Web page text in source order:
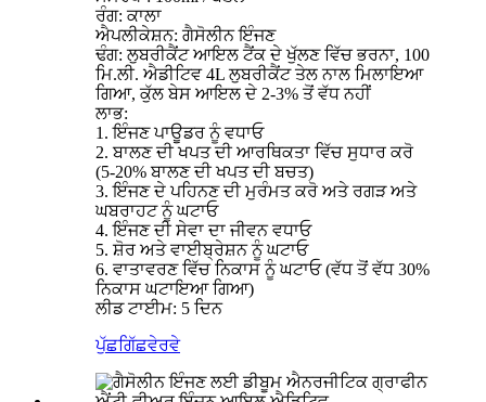
ਰੰਗ: ਕਾਲਾ
ਐਪਲੀਕੇਸ਼ਨ: ਗੈਸੋਲੀਨ ਇੰਜਣ
ਢੰਗ: ਲੁਬਰੀਕੈਂਟ ਆਇਲ ਟੈਂਕ ਦੇ ਖੁੱਲਣ ਵਿੱਚ ਭਰਨਾ, 100
ਮਿ.ਲੀ. ਐਡੀਟਿਵ 4L ਲੁਬਰੀਕੈਂਟ ਤੇਲ ਨਾਲ ਮਿਲਾਇਆ
ਗਿਆ, ਕੁੱਲ ਬੇਸ ਆਇਲ ਦੇ 2-3% ਤੋਂ ਵੱਧ ਨਹੀਂ
ਲਾਭ:
1. ਇੰਜਣ ਪਾਊਡਰ ਨੂੰ ਵਧਾਓ
2. ਬਾਲਣ ਦੀ ਖਪਤ ਦੀ ਆਰਥਿਕਤਾ ਵਿੱਚ ਸੁਧਾਰ ਕਰੋ
(5-20% ਬਾਲਣ ਦੀ ਖਪਤ ਦੀ ਬਚਤ)
3. ਇੰਜਣ ਦੇ ਪਹਿਨਣ ਦੀ ਮੁਰੰਮਤ ਕਰੋ ਅਤੇ ਰਗੜ ਅਤੇ
ਘਬਰਾਹਟ ਨੂੰ ਘਟਾਓ
4. ਇੰਜਣ ਦੀ ਸੇਵਾ ਦਾ ਜੀਵਨ ਵਧਾਓ
5. ਸ਼ੋਰ ਅਤੇ ਵਾਈਬ੍ਰੇਸ਼ਨ ਨੂੰ ਘਟਾਓ
6. ਵਾਤਾਵਰਣ ਵਿੱਚ ਨਿਕਾਸ ਨੂੰ ਘਟਾਓ (ਵੱਧ ਤੋਂ ਵੱਧ 30%
ਨਿਕਾਸ ਘਟਾਇਆ ਗਿਆ)
ਲੀਡ ਟਾਈਮ: 5 ਦਿਨ
ਪੁੱਛਗਿੱਛਵੇਰਵੇ